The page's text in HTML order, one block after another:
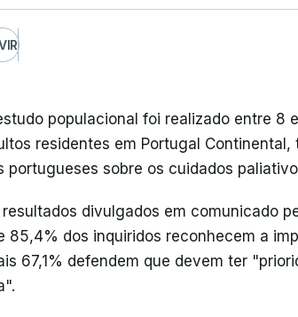
populacional foi realizado entre 8
residentes em Portugal
portugueses sobre os cuidados
resultados divulgados em comunicado
85,4% dos inquiridos reconhecem a
67,1% defendem que devem ter